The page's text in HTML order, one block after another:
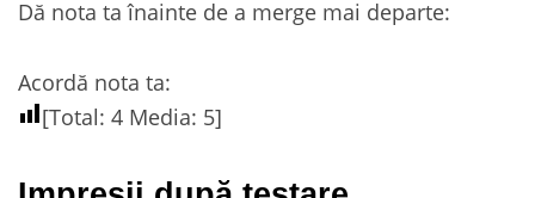
Dă nota ta înainte de a merge mai departe:
Acordă nota ta:
[Total: 4 Media: 5]